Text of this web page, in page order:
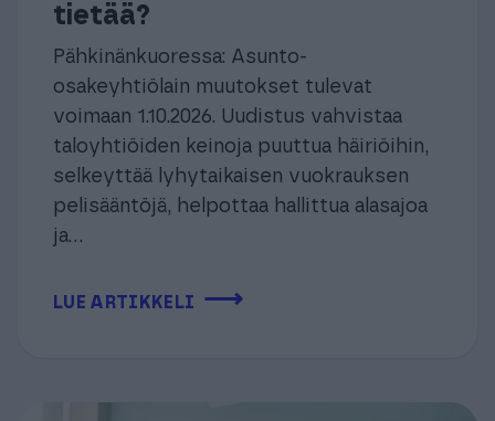
tietää?
Pähkinänkuoressa: Asunto-
osakeyhtiölain muutokset tulevat
voimaan 1.10.2026. Uudistus vahvistaa
taloyhtiöiden keinoja puuttua häiriöihin,
selkeyttää lyhytaikaisen vuokrauksen
pelisääntöjä, helpottaa hallittua alasajoa
ja...
LUE ARTIKKELI ⟶